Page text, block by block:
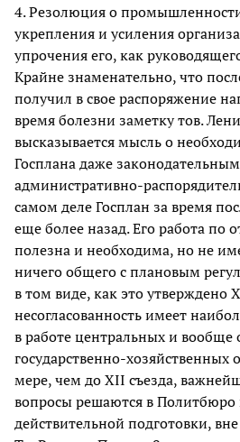
4. Резолюция о
укрепления и усиления
упрочения его, как
Крайне знаменательно, что
получил в свое распоряжение
время болезни заметку тов.
высказывается мысль о
Госплана даже
административно-
самом деле Госплан за время
еще более назад. Его работа по
полезна и необходима, но не
ничего общего с плановым
в том виде, как это утверждено
несогласованность имеет
в работе центральных и вообще
государственно-хозяйственных
мере, чем до XII съезда,
вопросы решаются в Политбюро
действительной подготовки,